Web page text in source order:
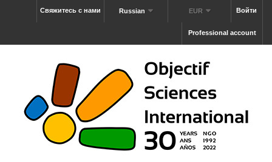
Войти
EUR
Russian
Свяжитесь с нами
Professional account